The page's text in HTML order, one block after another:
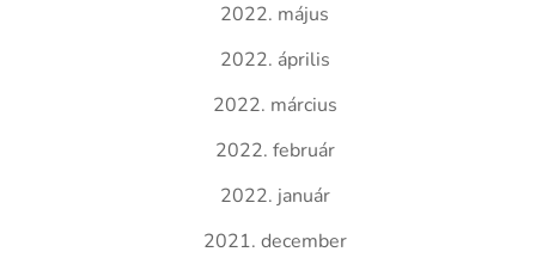
2022. május
2022. április
2022. március
2022. február
2022. január
2021. december